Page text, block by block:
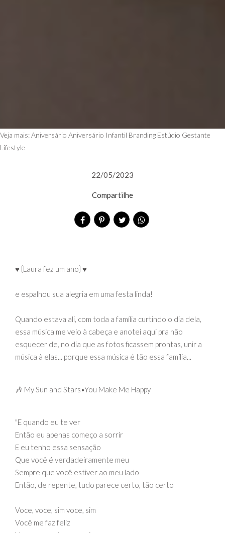
Veja mais:Aniversário Aniversário Infantil Branding Estúdio Gestante
Lifestyle
22/05/2023
Compartilhe
♥ {Laura fez um ano} ♥
e espalhou sua alegria em uma festa linda!
Quando estava ali, com toda a família curtindo o dia dela,
essa música me veio à cabeça e anotei aqui pra não
esquecer de, no dia que as fotos ficassem prontas, unir a
música à elas... porque essa música é tão essa família...
🎶 My Sun and Stars•You Make Me Happy
"E quando eu te ver
Então eu apenas começo a sorrir
E eu tenho essa sensação
Que você é verdadeiramente meu
Sempre que você estiver ao meu lado
Então, de repente, tudo parece certo, tão certo
Voce, voce, sim voce, sim
Você me faz feliz